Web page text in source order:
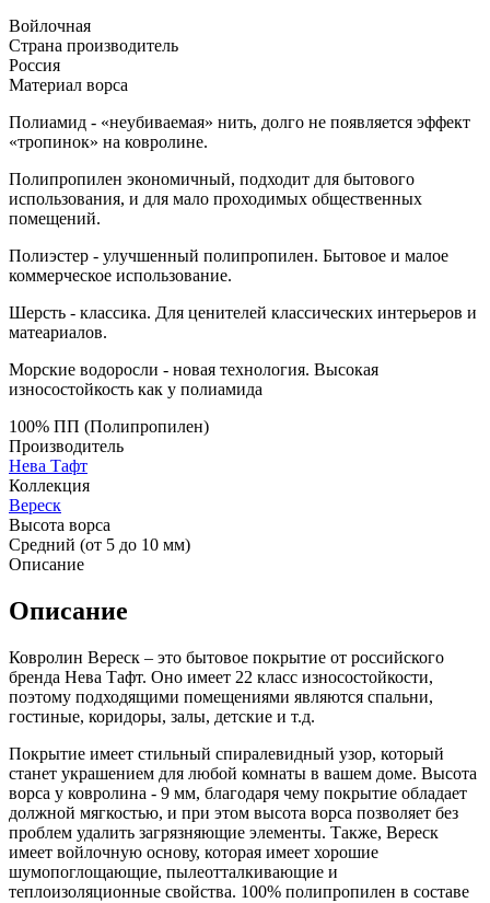
Войлочная
Страна производитель
Россия
Материал ворса
Полиамид - «неубиваемая» нить, долго не появляется эффект
«тропинок» на ковролине.
Полипропилен экономичный, подходит для бытового
использования, и для мало проходимых общественных
помещений.
Полиэстер - улучшенный полипропилен. Бытовое и малое
коммерческое использование.
Шерсть - классика. Для ценителей классических интерьеров и
матеариалов.
Морские водоросли - новая технология. Высокая
износостойкость как у полиамида
100% ПП (Полипропилен)
Производитель
Нева Тафт
Коллекция
Вереск
Высота ворса
Средний (от 5 до 10 мм)
Описание
Описание
Ковролин Вереск – это бытовое покрытие от российского
бренда Нева Тафт. Оно имеет 22 класс износостойкости,
поэтому подходящими помещениями являются спальни,
гостиные, коридоры, залы, детские и т.д.
Покрытие имеет стильный спиралевидный узор, который
станет украшением для любой комнаты в вашем доме. Высота
ворса у ковролина - 9 мм, благодаря чему покрытие обладает
должной мягкостью, и при этом высота ворса позволяет без
проблем удалить загрязняющие элементы. Также, Вереск
имеет войлочную основу, которая имеет хорошие
шумопоглощающие, пылеотталкивающие и
теплоизоляционные свойства. 100% полипропилен в составе